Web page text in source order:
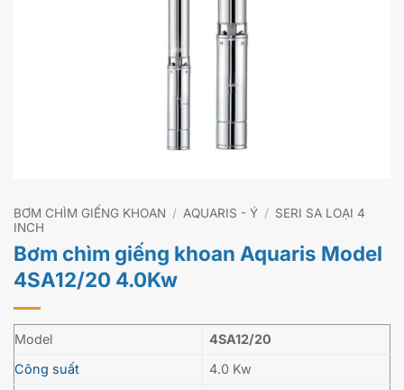
BƠM CHÌM GIẾNG KHOAN / AQUARIS - Ý / SERI SA LOẠI 4
INCH
Bơm chìm giếng khoan Aquaris Model
4SA12/20 4.0Kw
Model
4SA12/20
Công suất
4.0 Kw